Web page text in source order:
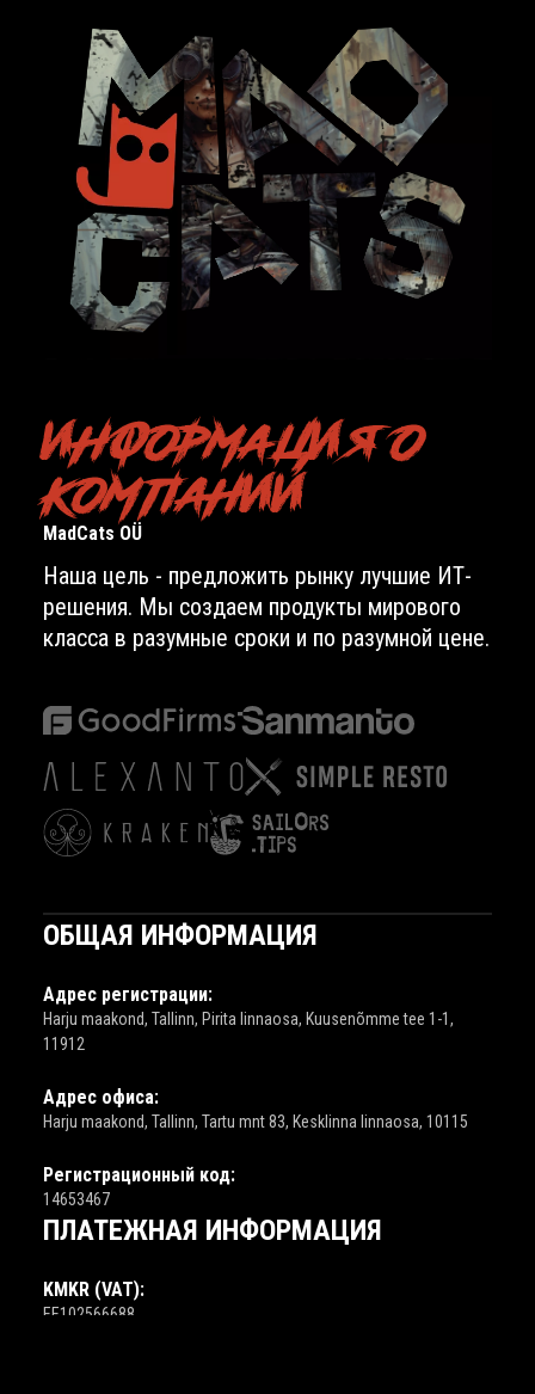
ИНФОРМАЦИЯ О
КОМПАНИИ
MadCats OÜ
Наша цель - предложить рынку лучшие ИТ-
решения. Мы создаем продукты мирового
класса в разумные сроки и по разумной цене.
ОБЩАЯ ИНФОРМАЦИЯ
Адрес регистрации:
Harju maakond, Tallinn, Pirita linnaosa, Kuusenõmme tee 1-1,
11912
Адрес офиса:
Harju maakond, Tallinn, Tartu mnt 83, Kesklinna linnaosa, 10115
Регистрационный код:
14653467
ПЛАТЕЖНАЯ ИНФОРМАЦИЯ
KMKR (VAT):
EE102566688